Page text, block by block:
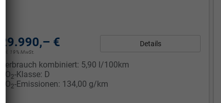
29.990,– €
incl. 19% MwSt.
Details
Verbrauch kombiniert: 5,90 l/100km
CO2-Klasse: D
CO2-Emissionen: 134,00 g/km